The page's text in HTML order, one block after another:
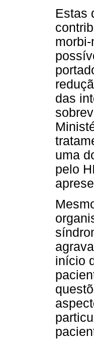
Estas
das
uma
pelo
início